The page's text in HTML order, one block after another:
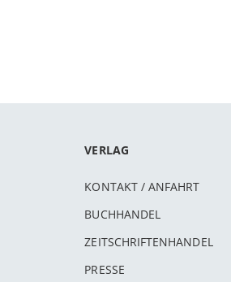
VERLAG
KONTAKT / ANFAHRT
BUCHHANDEL
ZEITSCHRIFTENHANDEL
PRESSE